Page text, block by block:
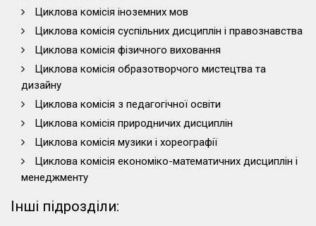
Циклова комісія іноземних мов
Циклова комісія суспільних дисциплін і правознавства
Циклова комісія фізичного виховання
Циклова комісія образотворчого мистецтва та
дизайну
Циклова комісія з педагогічної освіти
Циклова комісія природничих дисциплін
Циклова комісія музики і хореографії
Циклова комісія економіко-математичних дисциплін і
менеджменту
Інші підрозділи: